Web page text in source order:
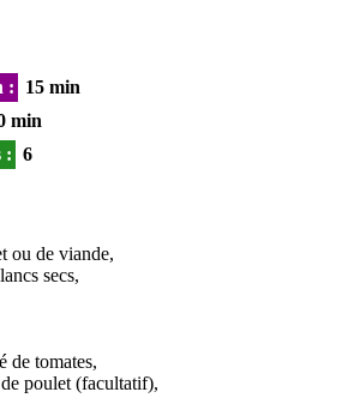
:
15 min
min
: 6
ou de viande,
secs,
de tomates,
poulet (facultatif),